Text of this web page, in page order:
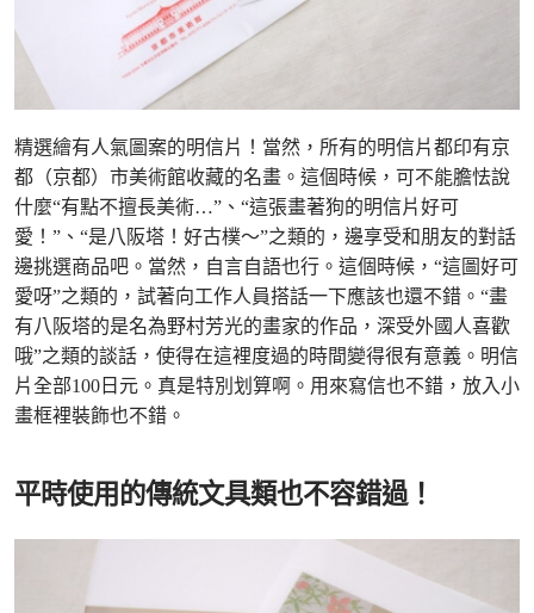
精選繪有人氣圖案的明信片！當然，所有的明信片都印有京
都（京都）市美術館收藏的名畫。這個時候，可不能膽怯說
什麼“有點不擅長美術…”、“這張畫著狗的明信片好可
愛！”、“是八阪塔！好古樸～”之類的，邊享受和朋友的對話
邊挑選商品吧。當然，自言自語也行。這個時候，“這圖好可
愛呀”之類的，試著向工作人員搭話一下應該也還不錯。“畫
有八阪塔的是名為野村芳光的畫家的作品，深受外國人喜歡
哦”之類的談話，使得在這裡度過的時間變得很有意義。明信
片全部100日元。真是特別划算啊。用來寫信也不錯，放入小
畫框裡裝飾也不錯。
平時使用的傳統文具類也不容錯過！